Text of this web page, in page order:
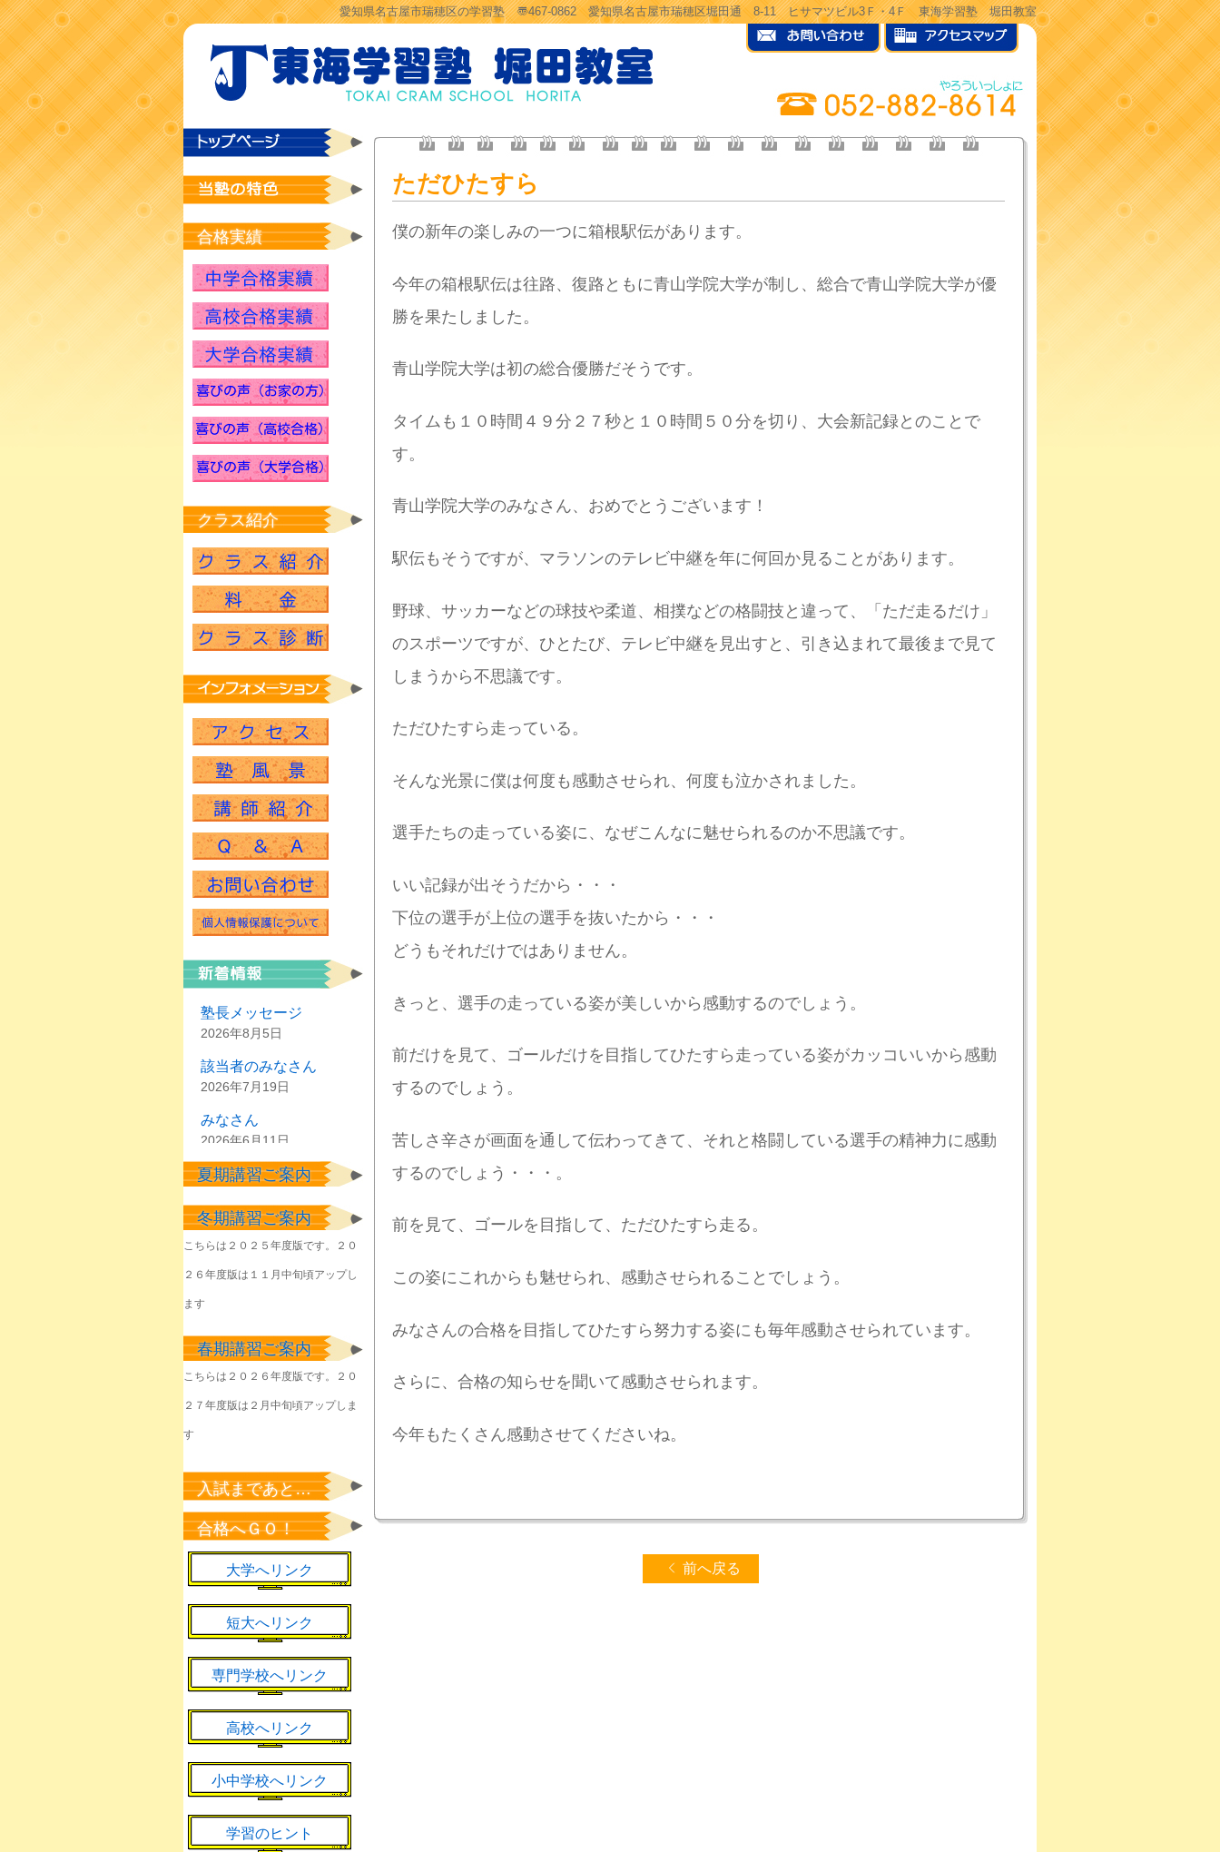
愛知県名古屋市瑞穂区の学習塾 〠467-0862 愛知県名古屋市瑞穂区堀田通 8-11 ヒサマツビル3Ｆ・4Ｆ 東海学習塾 堀田教室
ただひたすら
僕の新年の楽しみの一つに箱根駅伝があります。
今年の箱根駅伝は往路、復路ともに青山学院大学が制し、総合で青山学院大学が優
勝を果たしました。
青山学院大学は初の総合優勝だそうです。
タイムも１０時間４９分２７秒と１０時間５０分を切り、大会新記録とのことで
す。
青山学院大学のみなさん、おめでとうございます！
駅伝もそうですが、マラソンのテレビ中継を年に何回か見ることがあります。
野球、サッカーなどの球技や柔道、相撲などの格闘技と違って、「ただ走るだけ」
のスポーツですが、ひとたび、テレビ中継を見出すと、引き込まれて最後まで見て
しまうから不思議です。
ただひたすら走っている。
そんな光景に僕は何度も感動させられ、何度も泣かされました。
選手たちの走っている姿に、なぜこんなに魅せられるのか不思議です。
いい記録が出そうだから・・・
下位の選手が上位の選手を抜いたから・・・
どうもそれだけではありません。
きっと、選手の走っている姿が美しいから感動するのでしょう。
前だけを見て、ゴールだけを目指してひたすら走っている姿がカッコいいから感動
するのでしょう。
苦しさ辛さが画面を通して伝わってきて、それと格闘している選手の精神力に感動
するのでしょう・・・。
前を見て、ゴールを目指して、ただひたすら走る。
この姿にこれからも魅せられ、感動させられることでしょう。
みなさんの合格を目指してひたすら努力する姿にも毎年感動させられています。
さらに、合格の知らせを聞いて感動させられます。
今年もたくさん感動させてくださいね。
前へ戻る
合格実績
クラス紹介
塾長メッセージ
2026年8月5日
該当者のみなさん
2026年7月19日
みなさん
2026年6月11日
塾生のみなさん
塾生のみなさん
2026年6月1日
きょうやるべきことを
淡々と
該当者のみなさん
2026年5月23日
塾生のみなさん
2026年5月7日
新緑の候、来年の桜の
ために
2026年5月1日
夏期講習ご案内
冬期講習ご案内
こちらは２０２５年度版です。２０
２６年度版は１１月中旬頃アップし
ます
春期講習ご案内
こちらは２０２６年度版です。２０
２７年度版は２月中旬頃アップしま
す
入試まであと…
合格へＧＯ！
大学へリンク
短大へリンク
専門学校へリンク
高校へリンク
小中学校へリンク
学習のヒント